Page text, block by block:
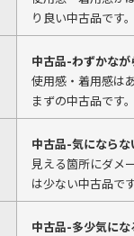
り良い中古品です。
中古品-わずかなが
使用感・着用感は
まずの中古品です。
中古品-気にならな
見える箇所にダメ
は少ない中古品です
中古品-多少気にな